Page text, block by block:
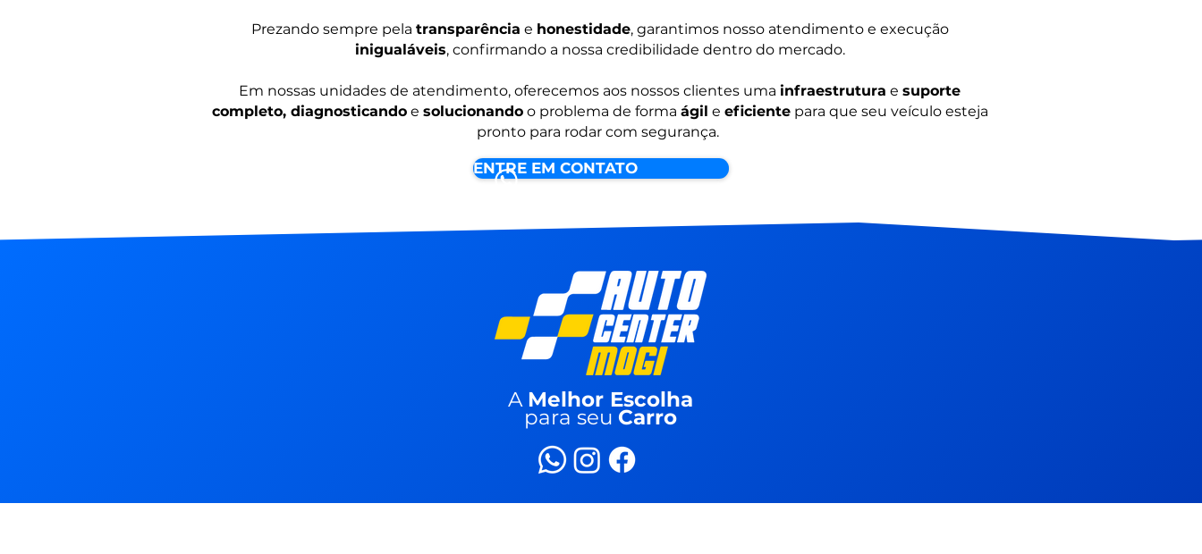
Prezando sempre pela transparência e honestidade, garantimos nosso atendimento e execução
inigualáveis, confirmando a nossa credibilidade dentro do mercado.
Em nossas unidades de atendimento, oferecemos aos nossos clientes uma infraestrutura e suporte
completo, diagnosticandoe solucionandoo problema de forma ágil e eficientepara que seu veículo esteja
pronto para rodar com segurança.
ENTRE EM CONTATO
A Melhor Escolha
para seu Carro